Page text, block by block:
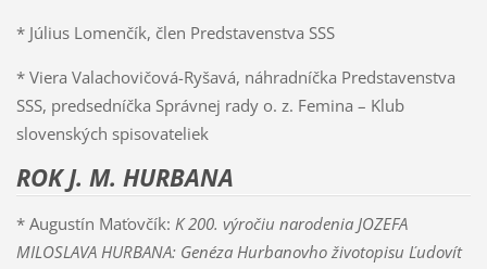
* Július Lomenčík, člen Predstavenstva SSS
* Viera Valachovičová-Ryšavá, náhradníčka Predstavenstva
SSS, predsedníčka Správnej rady o. z. Femina – Klub
slovenských spisovateliek
ROK J. M. HURBANA
* Augustín Maťovčík: K 200. výročiu narodenia JOZEFA
MILOSLAVA HURBANA: Genéza Hurbanovho životopisu Ľudovít